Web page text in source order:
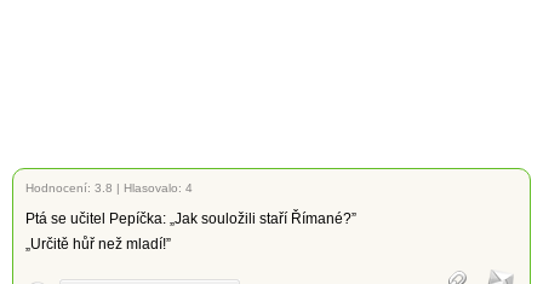
Hodnocení: 3.8 | Hlasovalo: 4
Ptá se učitel Pepíčka: „Jak souložili staří Římané?”
„Určitě hůř než mladí!”